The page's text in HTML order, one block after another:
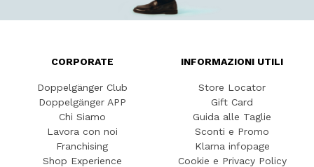
CORPORATE
Doppelgänger Club
Doppelgänger APP
Chi Siamo
Lavora con noi
Franchising
Shop Experience
INFORMAZIONI UTILI
Store Locator
Gift Card
Guida alle Taglie
Sconti e Promo
Klarna infopage
Cookie e Privacy Policy